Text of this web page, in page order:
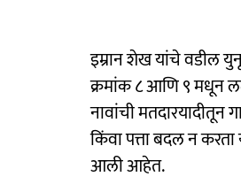
इम्रान शेख यांचे वडील
क्रमांक ८ आणि ९ मधून
नावांची
किंवा पत्ता बदल न
आली आहेत.